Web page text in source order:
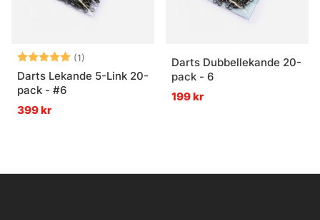
Betyg: (1)
5.0 utav 5 stjärnor
Darts Lekande 5-Link 20-
pack - #6
399 kr
Darts Dubbellekande 20-
pack - 6
199 kr